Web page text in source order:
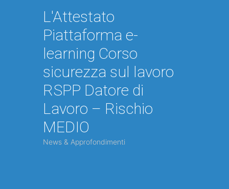
L'Attestato
Piattaforma e-
learning Corso
sicurezza sul lavoro
RSPP Datore di
Lavoro – Rischio
MEDIO
News & Approfondimenti